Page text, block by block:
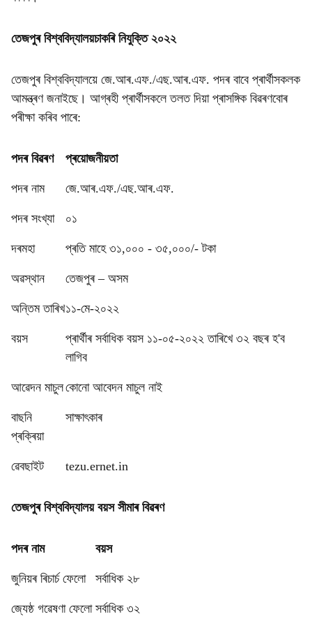
তেজপুৰ বিশ্ববিদ্যালয়চাকৰি নিযুক্তি ২০২২
তেজপুৰ বিশ্ববিদ্যালয়ে জে.আৰ.এফ./এছ.আৰ.এফ. পদৰ বাবে প্ৰাৰ্থীসকলক
আমন্ত্ৰণ জনাইছে। আগ্ৰহী প্ৰাৰ্থীসকলে তলত দিয়া প্ৰাসঙ্গিক বিৱৰণবোৰ
পৰীক্ষা কৰিব পাৰে:
পদৰ বিৱৰণ প্ৰয়োজনীয়তা
পদৰ নাম জে.আৰ.এফ./এছ.আৰ.এফ.
পদৰ সংখ্যা ০১
দৰমহা প্ৰতি মাহে ৩১,০০০ - ৩৫,০০০/- টকা
অৱস্থান তেজপুৰ – অসম
অন্তিম তাৰিখ১১-মে-২০২২
বয়স
প্ৰাৰ্থীৰ সৰ্বাধিক বয়স ১১-০৫-২০২২ তাৰিখে ৩২ বছৰ হ'ব
লাগিব
আৱেদন মাচুলকোনো আবেদন মাচুল নাই
বাছনি
প্ৰক্ৰিয়া
সাক্ষাৎকাৰ
ৱেবছাইট tezu.ernet.in
তেজপুৰ বিশ্ববিদ্যালয় বয়স সীমাৰ বিৱৰণ
পদৰ নাম বয়স
জুনিয়ৰ ৰিচাৰ্চ ফেলো সৰ্বাধিক ২৮
জ্যেষ্ঠ গৱেষণা ফেলো সৰ্বাধিক ৩২